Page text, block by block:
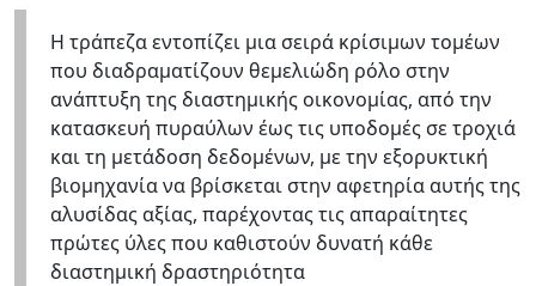
Η τράπεζα εντοπίζει μια σειρά κρίσιμων τομέων
που διαδραματίζουν θεμελιώδη ρόλο στην
ανάπτυξη της διαστημικής οικονομίας, από την
κατασκευή πυραύλων έως τις υποδομές σε τροχιά
και τη μετάδοση δεδομένων, με την εξορυκτική
βιομηχανία να βρίσκεται στην αφετηρία αυτής της
αλυσίδας αξίας, παρέχοντας τις απαραίτητες
πρώτες ύλες που καθιστούν δυνατή κάθε
διαστημική δραστηριότητα